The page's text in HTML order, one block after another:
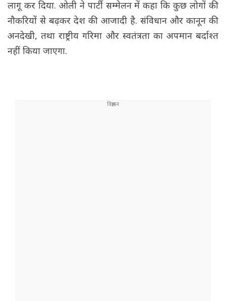
लागू कर दिया. ओली ने पार्टी सम्मेलन में कहा कि कुछ लोगों की
नौकरियों से बढ़कर देश की आजादी है. संविधान और कानून की
अनदेखी, तथा राष्ट्रीय गरिमा और स्वतंत्रता का अपमान बर्दाश्त
नहीं किया जाएगा.